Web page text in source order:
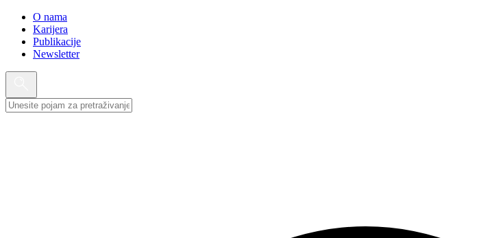
O nama
Karijera
Publikacije
Newsletter